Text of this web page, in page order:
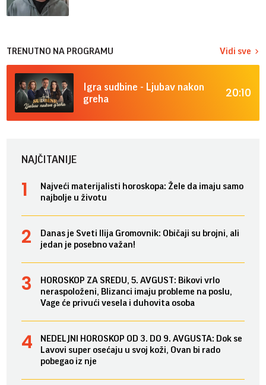
TRENUTNO NA PROGRAMU Vidi sve
Igra sudbine - Ljubav nakon
greha
20:10
NAJČITANIJE
Najveći materijalisti horoskopa: Žele da imaju samo
najbolje u životu
Danas je Sveti Ilija Gromovnik: Običaji su brojni, ali
jedan je posebno važan!
HOROSKOP ZA SREDU, 5. AVGUST: Bikovi vrlo
neraspoloženi, Blizanci imaju probleme na poslu,
Vage će privući vesela i duhovita osoba
NEDELJNI HOROSKOP OD 3. DO 9. AVGUSTA: Dok se
Lavovi super osećaju u svoj koži, Ovan bi rado
pobegao iz nje